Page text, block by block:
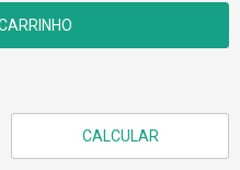
CALCULAR